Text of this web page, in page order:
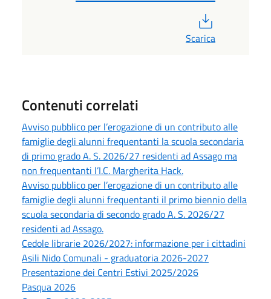
Scarica
Contenuti correlati
Avviso pubblico per l’erogazione di un contributo alle
famiglie degli alunni frequentanti la scuola secondaria
di primo grado A. S. 2026/27 residenti ad Assago ma
non frequentanti l’I.C. Margherita Hack.
Avviso pubblico per l’erogazione di un contributo alle
famiglie degli alunni frequentanti il primo biennio della
scuola secondaria di secondo grado A. S. 2026/27
residenti ad Assago.
Cedole librarie 2026/2027: informazione per i cittadini
Asili Nido Comunali - graduatoria 2026-2027
Presentazione dei Centri Estivi 2025/2026
Pasqua 2026